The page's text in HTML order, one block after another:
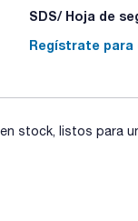
SDS/ Hoja de
Regístrate para
stock, listos para